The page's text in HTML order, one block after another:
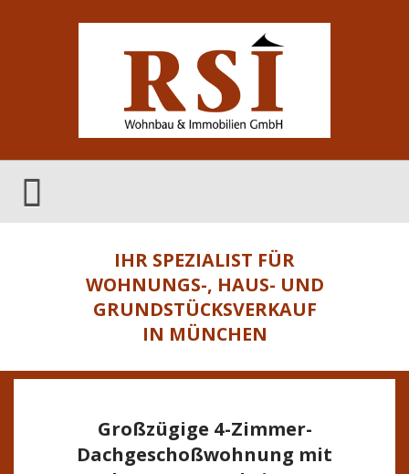
IHR SPEZIALIST FÜR
WOHNUNGS-, HAUS- UND
GRUNDSTÜCKSVERKAUF
IN MÜNCHEN
Großzügige 4-Zimmer-
Dachgeschoßwohnung mit